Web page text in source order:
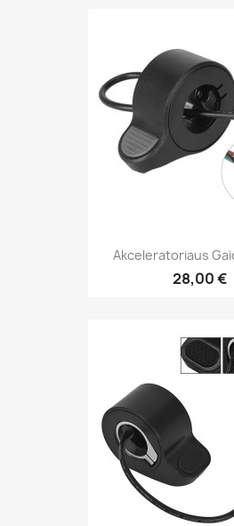
Akceleratoriaus
28,00 €